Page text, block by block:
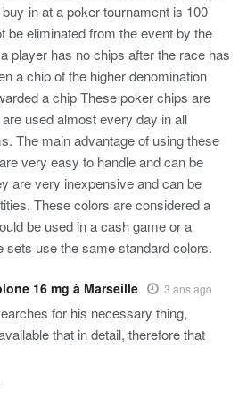
in at a poker tournament is 100
be eliminated from the event by the
player has no chips after the race has
a chip of the higher denomination
a chip These poker chips are
used almost every day in all
The main advantage of using these
very easy to handle and can be
are very inexpensive and can be
These colors are considered a
be used in a cash game or a
sets use the same standard colors.
16 mg à Marseille 3 ans ago
for his necessary thing,
that in detail, therefore that